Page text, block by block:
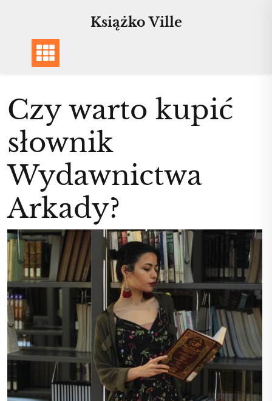
content
Książko Ville
Czy warto kupić
słownik
Wydawnictwa
Arkady?